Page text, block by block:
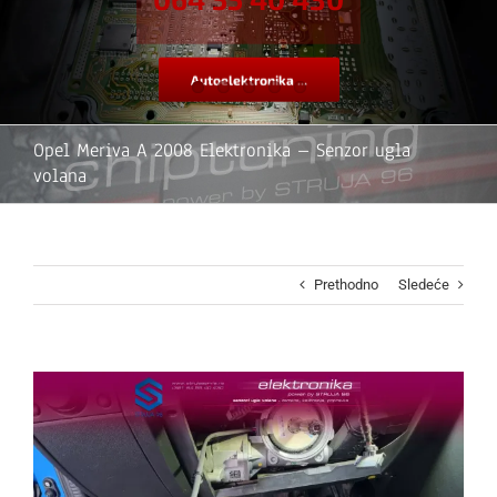
Autoelektronika ...
Opel Meriva A 2008 Elektronika – Senzor ugla
volana
Prethodno Sledeće